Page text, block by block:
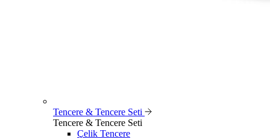
Tencere & Tencere Seti
Tencere & Tencere Seti
Çelik Tencere